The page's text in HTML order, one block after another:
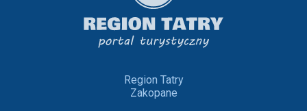
Region Tatry
Zakopane